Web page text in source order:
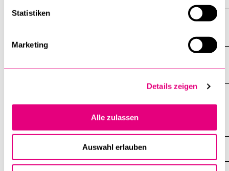
Statistiken
Marketing
Details zeigen
Alle zulassen
Auswahl erlauben
Religionspädagogisches Institut RPI